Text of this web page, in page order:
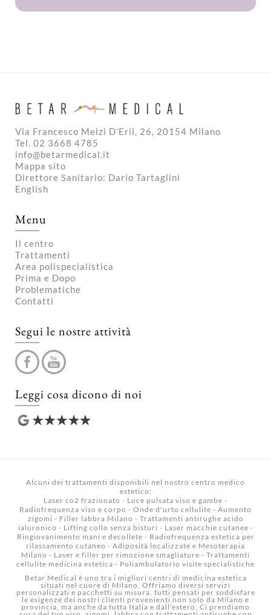
Via Francesco Melzi D’Eril, 26, 20154 Milano
Tel. 02 3668 4785
info@betarmedical.it
Mappa sito
Direttore Sanitario: Dario Tartaglini
English
Menu
Il centro
Trattamenti
Area polispecialistica
Prima e Dopo
Problematiche
Contatti
Segui le nostre attività
Leggi cosa dicono di noi
Alcuni dei trattamenti disponibili nel nostro centro medico
estetico :
Laser co2 frazionato - Luce pulsata viso e gambe -
Radiofrequenza viso e corpo - Onde d'urto cellulite - Aumento
zigomi - Filler labbra Milano - Trattamenti antirughe acido
ialuronico - Lifting collo senza bisturi - Laser macchie cutanee -
Ringiovanimento mani e decollete - Radiofrequenza estetica per
rilassamento cutaneo - Adiposità localizzate e Mesoterapia
Milano - Laser e filler per rimozione smagliature - Trattamenti
cellulite medicina estetica - Poliambulatorio visite specialistiche
Betar Medical è uno tra i migliori centri di medicina estetica
situati nel cuore di Milano. Offriamo diversi servizi
personalizzati e pacchetti su misura, tutti pensati per soddisfare
le esigenze dei nostri clienti provenienti non solo da Milano e
provincia, ma anche da tutta Italia e dall'estero. Ci prendiamo